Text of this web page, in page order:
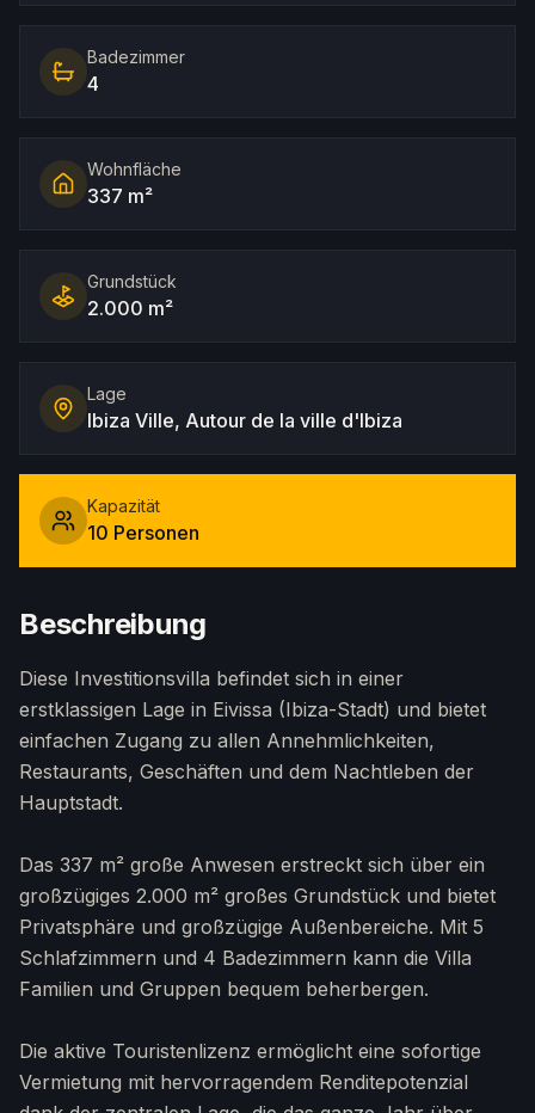
Badezimmer
4
Wohnfläche
337 m²
Grundstück
2.000 m²
Lage
Ibiza Ville, Autour de la ville d'Ibiza
Kapazität
10 Personen
Beschreibung
Diese Investitionsvilla befindet sich in einer
erstklassigen Lage in Eivissa (Ibiza-Stadt) und bietet
einfachen Zugang zu allen Annehmlichkeiten,
Restaurants, Geschäften und dem Nachtleben der
Hauptstadt.
Das 337 m² große Anwesen erstreckt sich über ein
großzügiges 2.000 m² großes Grundstück und bietet
Privatsphäre und großzügige Außenbereiche. Mit 5
Schlafzimmern und 4 Badezimmern kann die Villa
Familien und Gruppen bequem beherbergen.
Die aktive Touristenlizenz ermöglicht eine sofortige
Vermietung mit hervorragendem Renditepotenzial